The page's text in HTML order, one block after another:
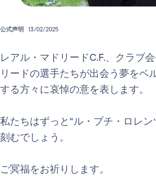
公式声明 13/02/2025
レアル・マドリードC.F.、クラブ
リードの選手たちが出会う夢をベ
する方々に哀悼の意を表します。
私たちはずっと“ル・プチ・ロレ
刻むでしょう。
ご冥福をお祈りします。